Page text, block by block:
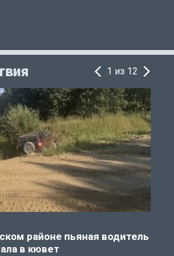
1 из 12
районе пьяная водитель
в кювет